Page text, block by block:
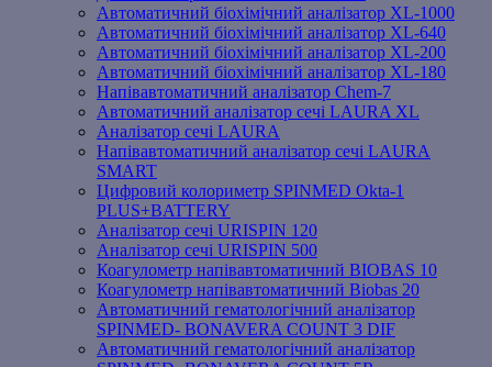
Автоматичний біохімічний аналізатор XL-1000
Автоматичний біохімічний аналізатор XL-640
Автоматичний біохімічний аналізатор XL-200
Автоматичний біохімічний аналізатор XL-180
Напівавтоматичний аналізатор Chem-7
Автоматичний аналізатор сечі LAURA XL
Аналізатор сечі LAURA
Напівавтоматичний аналізатор сечі LAURA
SMART
Цифровий колориметр SPINMED Okta-1
PLUS+BATTERY
Аналізатор сечі URISPIN 120
Аналізатор сечі URISPIN 500
Коагулометр напівавтоматичний BIOBAS 10
Коагулометр напівавтоматичний Biobas 20
Автоматичний гематологічний аналізатор
SPINMED- BONAVERA COUNT 3 DIF
Автоматичний гематологічний аналізатор